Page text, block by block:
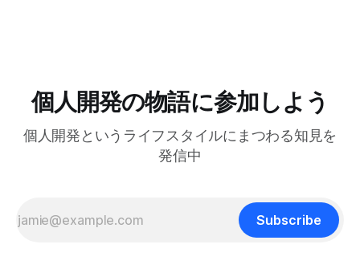
菜でよいという提案」 を読んで、日々のリズムを健やかに
保つためのヒントがたくさん詰まっていると感じまし
す。 この記事では、それを実現するためのtmuxの設定方法
を紹介します。 動画で見る(英語): ポップアップウィンドウ
ドを使うとポップアップウィンドウを表示でき、ちょっとし
たツールにすぐアクセスするのに便利です。 僕はlazygitで
個人開発の物語に参加しよう
個人開発というライフスタイルにまつわる知見を
発信中
Subscribe